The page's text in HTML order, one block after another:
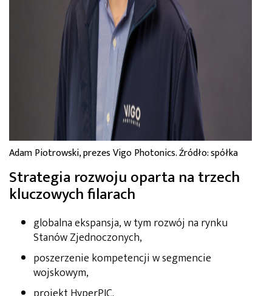
Adam Piotrowski, prezes Vigo Photonics. Źródło: spółka
Strategia rozwoju oparta na trzech
kluczowych filarach
globalna ekspansja, w tym rozwój na rynku
Stanów Zjednoczonych,
poszerzenie kompetencji w segmencie
wojskowym,